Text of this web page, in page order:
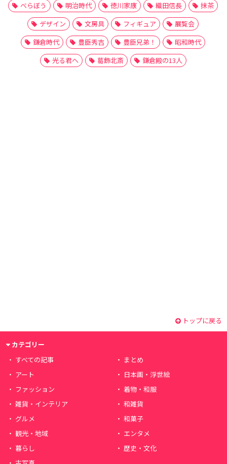
べらぼう
明治時代 徳川家康 織田信長
抹茶
デザイン
文房具 フィギュア
展覧会
鎌倉時代
豊臣秀吉 豊臣兄弟！
昭和時代
光る君へ
葛飾北斎 鎌倉殿の13人
トップに戻る
カテゴリー
すべての記事
まとめ
アート
日本画・浮世絵
ファッション
着物・和服
雑貨・インテリア
和雑貨
グルメ
和菓子
観光・地域
エンタメ
暮らし
歴史・文化